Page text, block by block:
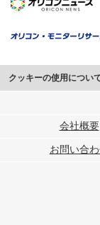
クッキーの使用につい
このサイトでは
行っています。
メディアや広告配信、
各パートナーは、この
ユーザーが各パートナ
会社概要
お問い合